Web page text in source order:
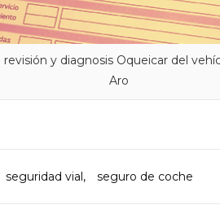
y diagnosis Oqueicar del
Aro
seguridad vial, seguro de coche